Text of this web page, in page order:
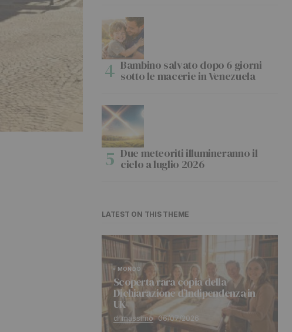
Bambino salvato dopo 6 giorni
sotto le macerie in Venezuela
Due meteoriti illumineranno il
cielo a luglio 2026
LATEST ON THIS THEME
MONDO
Scoperta rara copia della
Dichiarazione d’Indipendenza in
UK
di massimo 06/07/2026